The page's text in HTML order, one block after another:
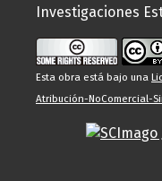
Investigaciones
Esta obra está bajo una
Atribución-NoComercial-